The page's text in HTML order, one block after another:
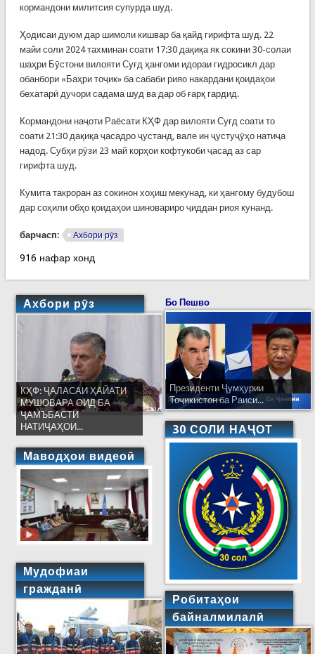
кормандони милитсия супурда шуд.
Ҳодисаи дуюм дар шимоли кишвар ба қайд гирифта шуд. 22
майи соли 2024 тахминан соати 17:30 дақиқа як сокини 30-солаи
шаҳри Бӯстони вилояти Суғд ҳангоми идораи гидросикл дар
обанбори «Баҳри тоҷик» ба сабаби рияо накардани қоидаҳои
бехатарӣ дучори садама шуд ва дар об ғарқ гардид.
Кормандони наҷоти Раёсати КҲФ дар вилояти Суғд соати то
соати 21:30 дақиқа ҷасадро ҷустанд, вале ин ҷустуҷӯҳо натиҷа
надод. Субҳи рӯзи 23 май корҳои кофтукоби ҷасад аз сар
гирифта шуд.
Кумита такроран аз сокинон хоҳиш мекунад, ки ҳангому будубош
дар соҳили обҳо қоидаҳои шиновариро ҷиддан риоя кунанд.
барчасп: Ахбори рӯз
916 нафар хонд
Ахбори рӯз
КҲФ: ҶАЛАСАИ ҲАЙАТИ
МУШОВАРА ОИД БА
ҶАМЪБАСТИ
НАТИҶАҲОИ...
Маводҳои видеоӣ
Мудофиаи
гражданӣ
Бо Пешво
Президенти Ҷумҳурии
Тоҷикистон ба Раиси...
30 СОЛИ НАҶОТ
Робитаҳои
байналмилалӣ